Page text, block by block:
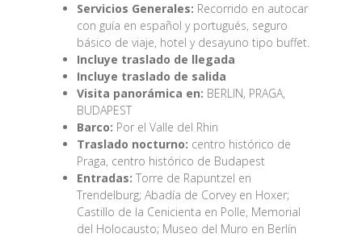
Servicios Generales: Recorrido en autocar
con guía en español y portugués, seguro
básico de viaje, hotel y desayuno tipo buffet.
Incluye traslado de llegada
Incluye traslado de salida
Visita panorámica en: BERLIN, PRAGA,
BUDAPEST
Barco: Por el Valle del Rhin
Traslado nocturno: centro histórico de
Praga, centro histórico de Budapest
Entradas: Torre de Rapuntzel en
Trendelburg; Abadía de Corvey en Hoxer;
Castillo de la Cenicienta en Polle, Memorial
del Holocausto; Museo del Muro en Berlín